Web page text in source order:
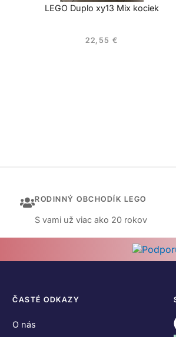
LEGO Duplo xy13 Mix kociek
22,55 €
RODINNÝ OBCHODÍK LEGO
S vami už viac ako 20 rokov
ČASTÉ ODKAZY
O nás